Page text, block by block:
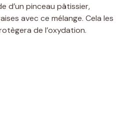
V
d’un pinceau pâtissier,
avec ce mélange. Cela les
de l’oxydation.